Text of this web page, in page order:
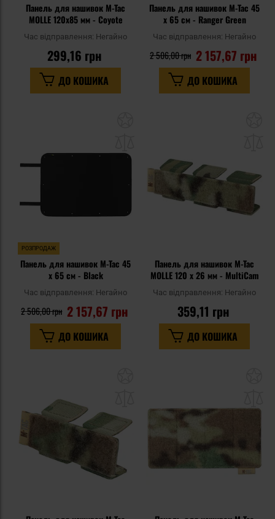
Панель для нашивок M-Tac
MOLLE 120x85 мм - Coyote
Час відправлення: Негайно
299,16 грн
ДО КОШИКА
Панель для нашивок M-Tac 45
x 65 см - Ranger Green
Час відправлення: Негайно
2 157,67 грн
2 506,00 грн
ДО КОШИКА
уподобань
РОЗПРОДАЖ
Панель для нашивок M-Tac 45
x 65 см - Black
Час відправлення: Негайно
2 157,67 грн
2 506,00 грн
ДО КОШИКА
Панель для нашивок M-Tac
MOLLE 120 x 26 мм - MultiCam
Час відправлення: Негайно
359,11 грн
ДО КОШИКА
уподобань